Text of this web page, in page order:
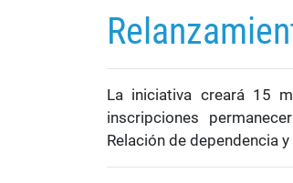
La iniciativa creará 15
inscripciones
Relación de dependencia